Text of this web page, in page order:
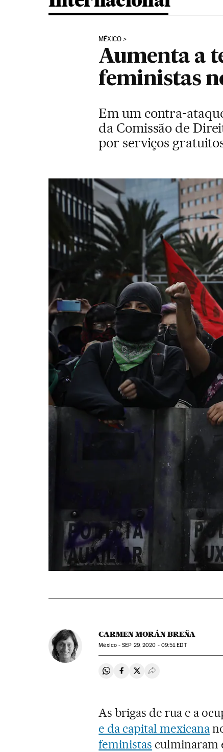
MÉXICO
Aumenta a
feministas
Em um contra-
da Comissão de
por serviços
CARMEN MORÁN BREÑA
México -SEP 29, 2020 - 09:51EDT
Compartir en Whatsapp
Compartir en Facebook
Compartir en Twitter
Desplegar Redes
As brigas de rua e a
e da capital mexicana
feministas culminaram